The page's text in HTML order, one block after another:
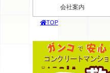
会社案内
TOP